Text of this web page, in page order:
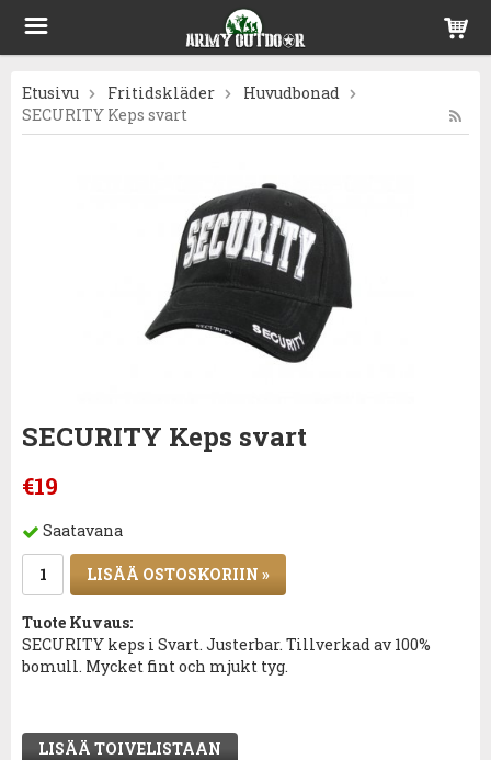
Etusivu Fritidskläder
Huvudbonad
SECURITY Keps svart
SECURITY Keps svart
€19
Saatavana
LISÄÄ OSTOSKORIIN »
Tuote Kuvaus:
SECURITY keps i Svart. Justerbar. Tillverkad av 100%
bomull. Mycket fint och mjukt tyg.
LISÄÄ TOIVELISTAAN